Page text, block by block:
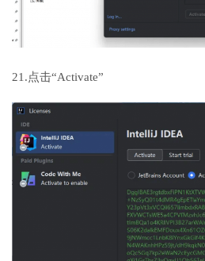
21.点击“Activate”